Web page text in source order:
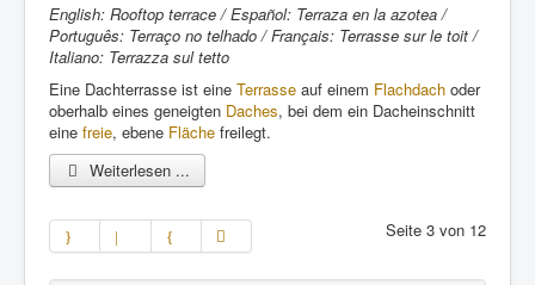
English: Rooftop terrace / Español: Terraza en la azotea /
Português: Terraço no telhado / Français: Terrasse sur le toit /
Italiano: Terrazza sul tetto
Eine Dachterrasse ist eine Terrasse auf einem Flachdach oder
oberhalb eines geneigten Daches, bei dem ein Dacheinschnitt
eine freie, ebene Fläche freilegt.
Weiterlesen ...
Seite 3 von 12